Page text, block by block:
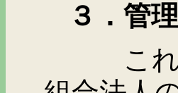
３．管理
これらの